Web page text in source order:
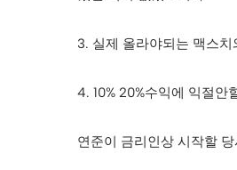
3. 실제 올라야되는 맥스
4. 10% 20%수익에 익절안
연준이 금리인상 시작할